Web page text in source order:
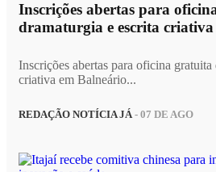
Inscrições abertas para
dramaturgia e escrita criativa
Inscrições abertas para oficina gratuita
criativa em Balneário...
REDAÇÃO NOTÍCIA JÁ - 07 DE AGO